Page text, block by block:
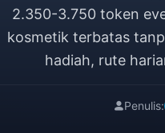
2.350-3.750 token
kosmetik terbatas
hadiah, rute
Penulis: